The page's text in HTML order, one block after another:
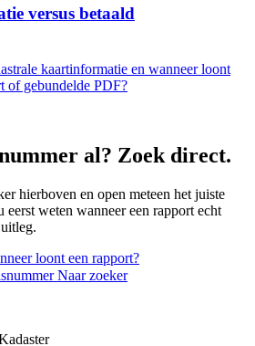
versus betaald
kaartinformatie en wanneer loont
of gebundelde PDF?
al? Zoek direct.
hierboven en open meteen het juiste
eerst weten wanneer een rapport echt
loont een rapport?
Naar zoeker